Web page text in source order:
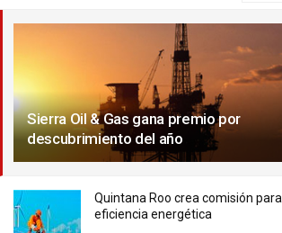
Sierra Oil & Gas gana premio por
descubrimiento del año
Quintana Roo crea comisión para
eficiencia energética